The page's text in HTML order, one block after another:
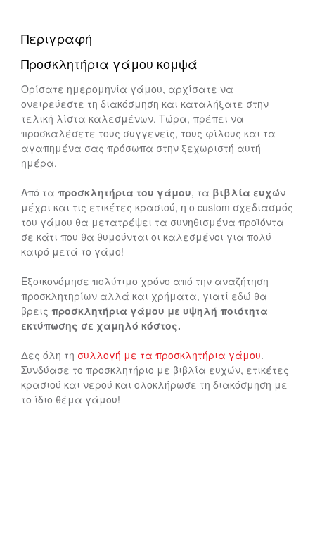
Περιγραφή
Προσκλητήρια γάμου κομψά
Ορίσατε ημερομηνία γάμου, αρχίσατε να
ονειρεύεστε τη διακόσμηση και καταλήξατε στην
τελική λίστα καλεσμένων. Τώρα, πρέπει να
προσκαλέσετε τους συγγενείς, τους φίλους και τα
αγαπημένα σας πρόσωπα στην ξεχωριστή αυτή
ημέρα.
Από τα προσκλητήρια του γάμου, τα βιβλία ευχών
μέχρι και τις ετικέτες κρασιού, η ο custom σχεδιασμός
του γάμου θα μετατρέψει τα συνηθισμένα προϊόντα
σε κάτι που θα θυμούνται οι καλεσμένοι για πολύ
καιρό μετά το γάμο!
Εξοικονόμησε πολύτιμο χρόνο από την αναζήτηση
προσκλητηρίων αλλά και χρήματα, γιατί εδώ θα
βρεις προσκλητήρια γάμου με υψηλή ποιότητα
εκτύπωσης σε χαμηλό κόστος.
Δες όλη τη συλλογή με τα προσκλητήρια γάμου.
Συνδύασε το προσκλητήριο με βιβλία ευχών, ετικέτες
κρασιού και νερού και ολοκλήρωσε τη διακόσμηση με
το ίδιο θέμα γάμου!